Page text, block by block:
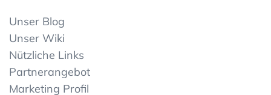
Unser Blog
Unser Wiki
Nützliche Links
Partnerangebot
Marketing Profil